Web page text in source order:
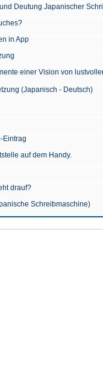
Deutung Japanischer
in App
einer Vision von
(Japanisch - Deutsch)
Eintrag
auf dem Handy.
drauf?
Schreibmaschine)